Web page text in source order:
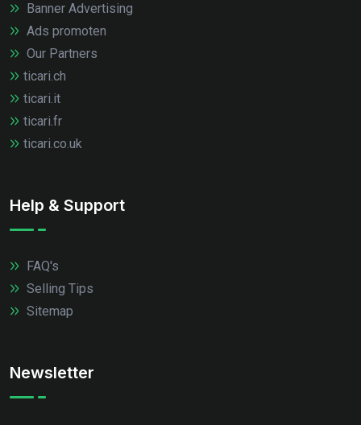
Banner Advertising
Ads promoten
Our Partners
ticari.ch
ticari.it
ticari.fr
ticari.co.uk
Help & Support
FAQ's
Selling Tips
Sitemap
Newsletter